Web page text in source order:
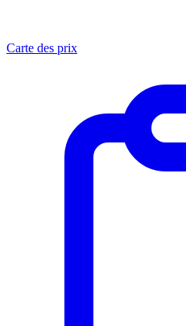
Carte des prix